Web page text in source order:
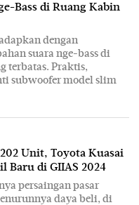
Bass di Ruang Kabin
dengan
suara nge-bass di
terbatas. Praktis,
subwoofer model slim
Unit, Toyota Kuasai
Baru di GIIAS 2024
persaingan pasar
daya beli, di